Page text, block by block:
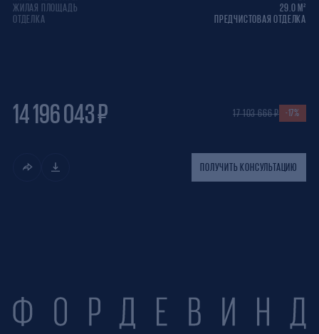
ЖИЛАЯ ПЛОЩАДЬ
29.0 М²
ОТДЕЛКА
ПРЕДЧИСТОВАЯ ОТДЕЛКА
14 196 043 ₽ 17 103 666 ₽ -17%
ПОЛУЧИТЬ КОНСУЛЬТАЦИЮ